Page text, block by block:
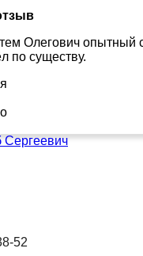
Олегович опытный
по существу.
Сергеевич
52